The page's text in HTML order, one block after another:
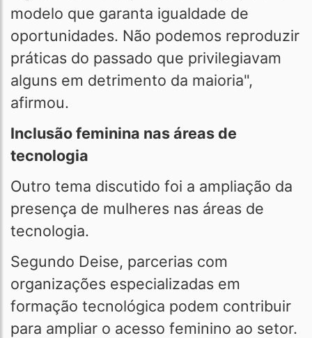
modelo que garanta igualdade de
oportunidades. Não podemos reproduzir
práticas do passado que privilegiavam
alguns em detrimento da maioria",
afirmou.
Inclusão feminina nas áreas de
tecnologia
Outro tema discutido foi a ampliação da
presença de mulheres nas áreas de
tecnologia.
Segundo Deise, parcerias com
organizações especializadas em
formação tecnológica podem contribuir
para ampliar o acesso feminino ao setor.